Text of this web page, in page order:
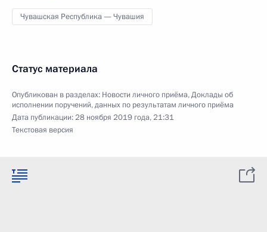
Чувашская Республика — Чувашия
Статус материала
Опубликован в разделах: Новости личного приёма,Доклады об
исполнении поручений, данных по результатам личного приёма
Дата публикации:28 ноября 2019 года, 21:31
Текстовая версия